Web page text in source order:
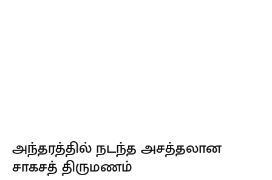
அந்தரத்தில் நடந்த அசத்தலான
சாகசத் திருமணம்